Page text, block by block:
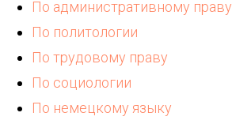
По административному праву
По политологии
По трудовому праву
По социологии
По немецкому языку